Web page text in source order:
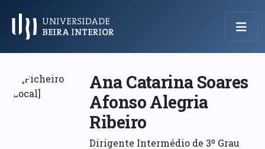
Menu Principal
Ana Catarina Soares
Afonso Alegria
Ribeiro
Dirigente Intermédio de 3º Grau